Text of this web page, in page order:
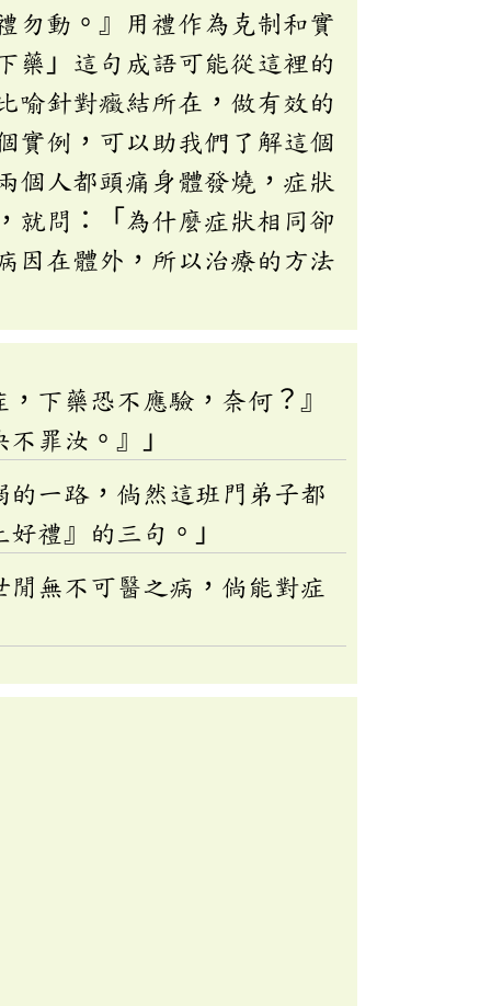
勿動。』用禮作為克制和實
藥」這句成語可能從這裡的
喻針對癥結所在，做有效的
實例，可以助我們了解這個
個人都頭痛身體發燒，症狀
就問：「為什麼症狀相同卻
因在體外，所以治療的方法
下藥恐不應驗，奈何？』
罪汝。』」
一路，倘然這班門弟子都
禮』的三句。」
無不可醫之病，倘能對症